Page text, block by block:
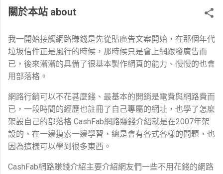
關於本站 about
我一開始接觸網路賺錢是先從貼廣告文案開始，在那個年代
垃圾信件正是風行的時候，那時候只是會上網跟發廣告而
已，後來漸漸的具備了很基本製作網頁的能力、慢慢的也會
用部落格。
網路行銷可以不花甚麼錢、最基本的開銷是電費與網路費而
已，一段時間的經歷也註冊了自己專屬的網址，也學了怎麼
架設自己的部落格 CashFab網路賺錢介紹就是在2007年架
設的，在一邊摸索一邊學習，總是會有各式各樣的問題，也
因為這樣可以學到很多東西。
CashFab網路賺錢介紹主要介紹網友們一些不用花錢的網路